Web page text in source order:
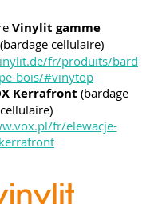
Vinylit gamme
(bardage cellulaire)
fr/produits/bard
bois/#vinytop
Kerrafront (bardage
cellulaire)
fr/elewacje-
kerrafront